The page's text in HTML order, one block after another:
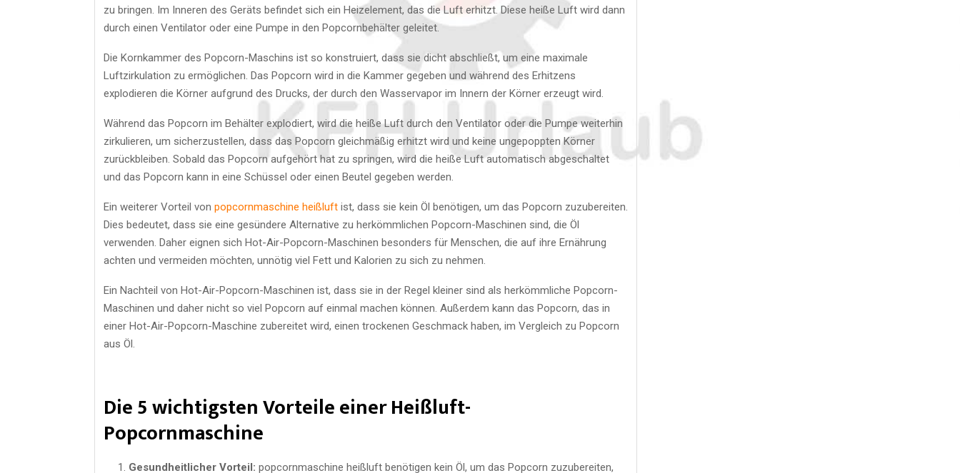
zu bringen. Im Inneren des Geräts befindet sich ein Heizelement, das die Luft erhitzt. Diese heiße Luft wird dann
durch einen Ventilator oder eine Pumpe in den Popcornbehälter geleitet.
Die Kornkammer des Popcorn-Maschins ist so konstruiert, dass sie dicht abschließt, um eine maximale
Luftzirkulation zu ermöglichen. Das Popcorn wird in die Kammer gegeben und während des Erhitzens
explodieren die Körner aufgrund des Drucks, der durch den Wasservapor im Innern der Körner erzeugt wird.
Während das Popcorn im Behälter explodiert, wird die heiße Luft durch den Ventilator oder die Pumpe weiterhin
zirkulieren, um sicherzustellen, dass das Popcorn gleichmäßig erhitzt wird und keine ungepoppten Körner
zurückbleiben. Sobald das Popcorn aufgehört hat zu springen, wird die heiße Luft automatisch abgeschaltet
und das Popcorn kann in eine Schüssel oder einen Beutel gegeben werden.
Ein weiterer Vorteil von popcornmaschine heißluft ist, dass sie kein Öl benötigen, um das Popcorn zuzubereiten.
Dies bedeutet, dass sie eine gesündere Alternative zu herkömmlichen Popcorn-Maschinen sind, die Öl
verwenden. Daher eignen sich Hot-Air-Popcorn-Maschinen besonders für Menschen, die auf ihre Ernährung
achten und vermeiden möchten, unnötig viel Fett und Kalorien zu sich zu nehmen.
Ein Nachteil von Hot-Air-Popcorn-Maschinen ist, dass sie in der Regel kleiner sind als herkömmliche Popcorn-
Maschinen und daher nicht so viel Popcorn auf einmal machen können. Außerdem kann das Popcorn, das in
einer Hot-Air-Popcorn-Maschine zubereitet wird, einen trockenen Geschmack haben, im Vergleich zu Popcorn
aus Öl.
Die 5 wichtigsten Vorteile einer Heißluft-
Popcornmaschine
Gesundheitlicher Vorteil: popcornmaschine heißluft benötigen kein Öl, um das Popcorn zuzubereiten,